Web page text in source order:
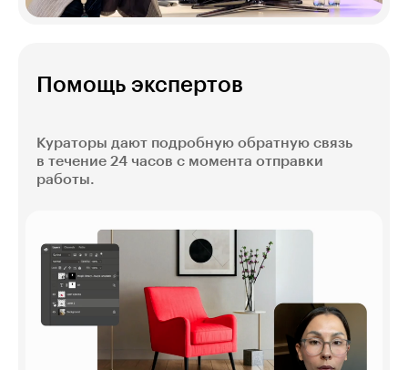
Помощь экспертов
Кураторы дают подробную обратную связь
в течение 24 часов с момента отправки
работы.